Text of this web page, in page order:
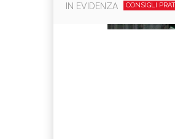
IN EVIDENZA CONSIGLI